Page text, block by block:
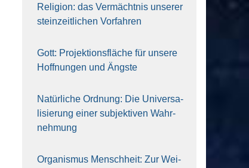
Reli­gi­on: das Ver­mächt­nis unse­rer
stein­zeit­li­chen Vor­fah­ren
Gott: Pro­jek­ti­ons­flä­che für unse­re
Hoff­nun­gen und Ängs­te
Natür­li­che Ord­nung: Die Uni­ver­sa­
li­sie­rung einer sub­jek­ti­ven Wahr­
neh­mung
Orga­nis­mus Mensch­heit: Zur Wei­